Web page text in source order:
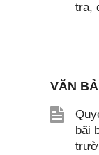
tra,
VĂN
bãi